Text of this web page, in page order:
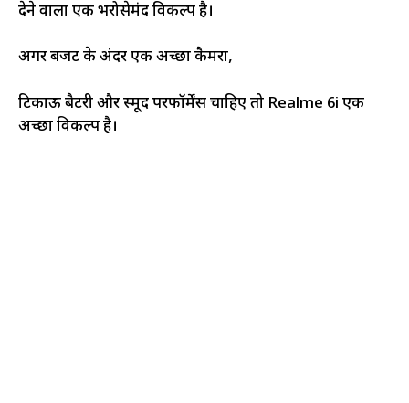
देने वाला एक भरोसेमंद विकल्प है।
अगर बजट के अंदर एक अच्छा कैमरा,
टिकाऊ बैटरी और स्मूद परफॉर्मेंस चाहिए तो Realme 6i एक
अच्छा विकल्प है।